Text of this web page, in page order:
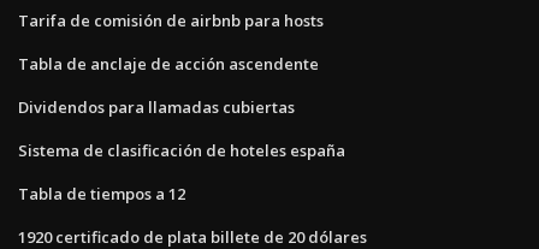
Tarifa de comisión de airbnb para hosts
Tabla de anclaje de acción ascendente
Dividendos para llamadas cubiertas
Sistema de clasificación de hoteles españa
Tabla de tiempos a 12
1920 certificado de plata billete de 20 dólares